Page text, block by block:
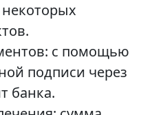
с помощью
подписи через
банка.